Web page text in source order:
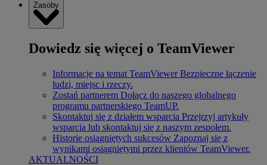
Zasoby
Dowiedz się więcej o TeamViewer
Informacje na temat TeamViewer Bezpieczne łączenie
ludzi, miejsc i rzeczy.
Zostań partnerem Dołącz do naszego globalnego
programu partnerskiego TeamUP.
Skontaktuj się z działem wsparcia Przejrzyj artykuły
wsparcia lub skontaktuj się z naszym zespołem.
Historie osiągniętych sukcesów Zapoznaj się z
wynikami osiągniętymi przez klientów TeamViewer.
AKTUALNOŚCI